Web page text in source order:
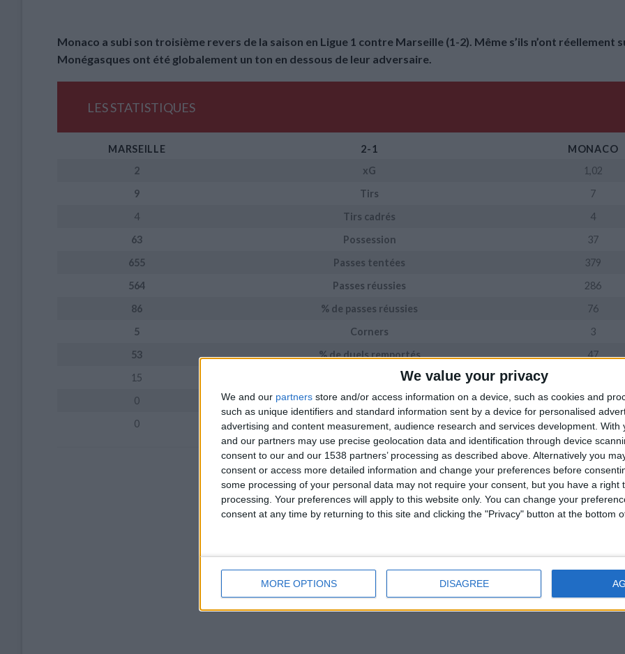
We value your privacy
We and our partners store and/or access information on a device, such as cookies and
such as unique identifiers and standard information sent by a device for personalised
advertising and content measurement, audience research and services development. With
and our partners may use precise geolocation data and identification through device
consent to our and our 1538 partners’ processing as described above. Alternatively you
consent or access more detailed information and change your preferences before
some processing of your personal data may not require your consent, but you have a right
processing. Your preferences will apply to this website only. You can change your
consent at any time by returning to this site and clicking the "Privacy" button at the bottom
MORE OPTIONS DISAGREE
Monaco a subi son troisième revers de la saison en Ligue 1 contre Marseille (1-2). Même s’ils n’ont réellement
Monégasques ont été globalement un ton en dessous de leur adversaire.
LES STATISTIQUES
MARSEILLE 2-1
MONACO
2
xG
1,02
9
Tirs
7
4
Tirs cadrés
4
63
Possession
37
655
Passes tentées
379
564
Passes réussies
286
86
% de passes réussies
76
5
Corners
3
53
% de duels remportés
47
15
0
Cartons jaunes
1
0
Cartons rouges 0